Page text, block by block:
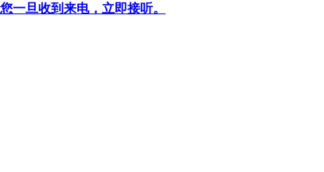
一旦收到来电，立即接听。